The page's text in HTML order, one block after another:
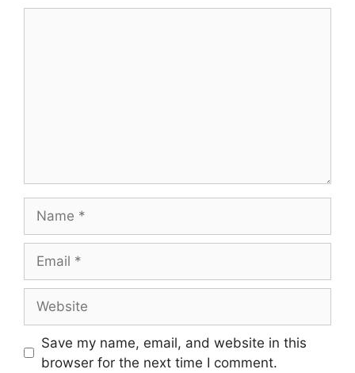
Save my name, email, and website in this
browser for the next time I comment.